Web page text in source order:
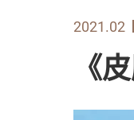
2021.02
《